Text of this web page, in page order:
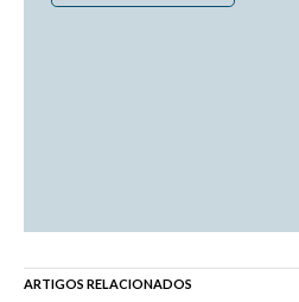
ARTIGOS RELACIONADOS